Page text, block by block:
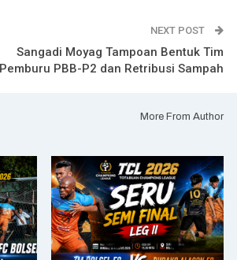
NEXT POST
Sangadi Moyag Tampoan Bentuk Tim
Pemburu PBB-P2 dan Retribusi Sampah
More From Author